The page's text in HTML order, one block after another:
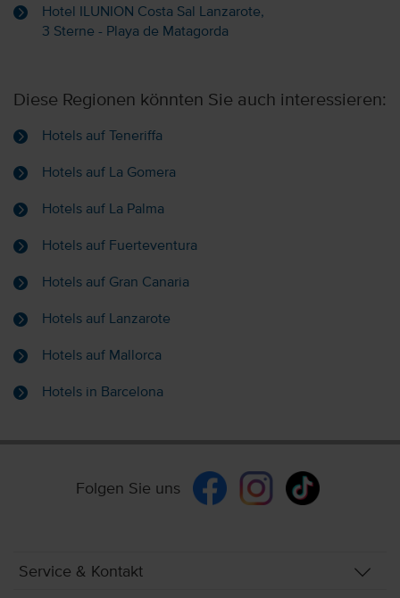
Hotel ILUNION Costa Sal Lanzarote,
3 Sterne - Playa de Matagorda
Diese Regionen könnten Sie auch interessieren:
Hotels auf Teneriffa
Hotels auf La Gomera
Hotels auf La Palma
Hotels auf Fuerteventura
Hotels auf Gran Canaria
Hotels auf Lanzarote
Hotels auf Mallorca
Hotels in Barcelona
Folgen Sie uns
Service & Kontakt